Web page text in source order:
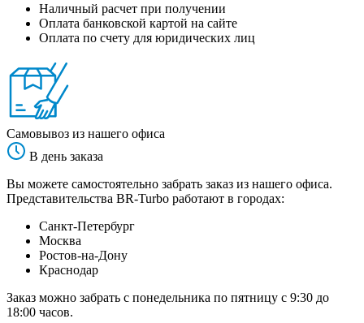
Наличный расчет при получении
Оплата банковской картой на сайте
Оплата по счету для юридических лиц
Самовывоз из нашего офиса
В день заказа
Вы можете самостоятельно забрать заказ из нашего офиса.
Представительства BR-Turbo работают в городах:
Санкт-Петербург
Москва
Ростов-на-Дону
Краснодар
Заказ можно забрать с понедельника по пятницу с 9:30 до
18:00 часов.